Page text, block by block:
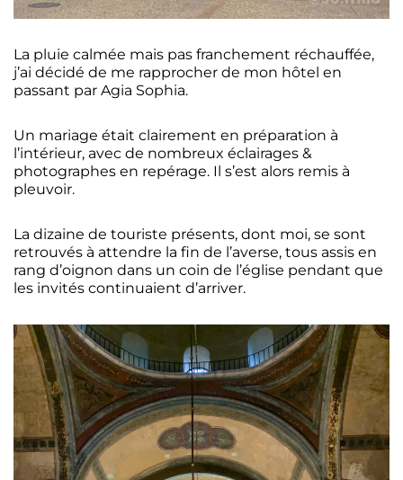
La pluie calmée mais pas franchement réchauffée,
j’ai décidé de me rapprocher de mon hôtel en
passant par Agia Sophia.
Un mariage était clairement en préparation à
l’intérieur, avec de nombreux éclairages &
photographes en repérage. Il s’est alors remis à
pleuvoir.
La dizaine de touriste présents, dont moi, se sont
retrouvés à attendre la fin de l’averse, tous assis en
rang d’oignon dans un coin de l’église pendant que
les invités continuaient d’arriver.